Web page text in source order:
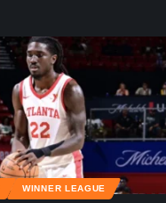
WINNER LEAGUE